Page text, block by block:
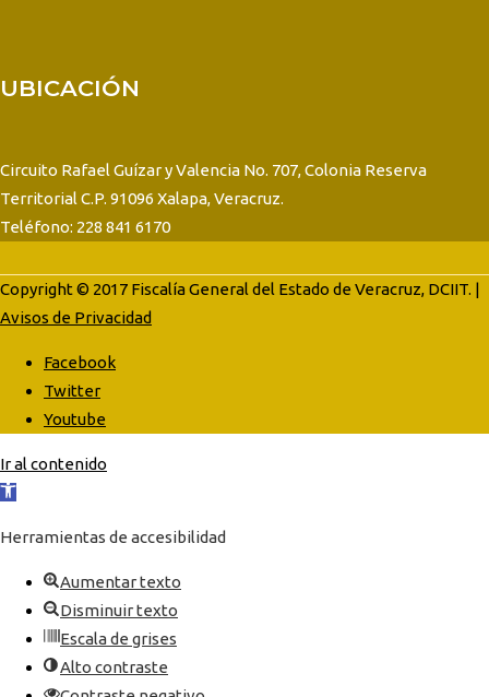
UBICACIÓN
Circuito Rafael Guízar y Valencia No. 707, Colonia Reserva
Territorial C.P. 91096 Xalapa, Veracruz.
Teléfono: 228 841 6170
Copyright © 2017 Fiscalía General del Estado de Veracruz, DCIIT. |
Avisos de Privacidad
Facebook
Twitter
Youtube
Ir al contenido
Abrir
de
herramientas
Herramientas de accesibilidad
Aumentar texto
Disminuir texto
Escala de grises
Alto contraste